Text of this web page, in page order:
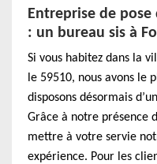
Entreprise de
: un bureau sis à
Si vous habitez dans la
le 59510, nous avons le
disposons désormais
Grâce à notre présence
mettre à votre servie
expérience. Pour les